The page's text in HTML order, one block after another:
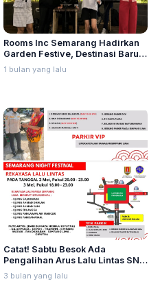
Rooms Inc Semarang Hadirkan
Garden Festive, Destinasi Baru
Nongkrong dan Kuliner Akhir
1 bulan yang lalu
Catat! Sabtu Besok Ada
Pengalihan Arus Lalu Lintas SNC
2026
3 bulan yang lalu